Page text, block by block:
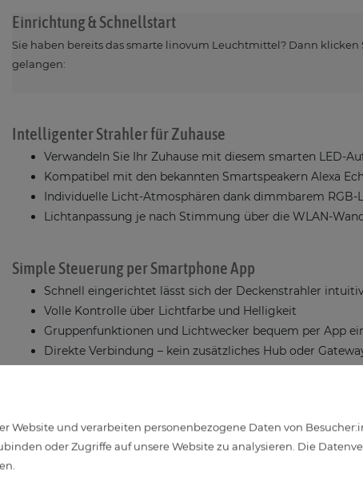
Einrichtung & Schnellstart
Sie haben bereits das smarte linovum Leuchtmittel? Dann
gelangen:
Intelligenter Strahler für Zuhause
Verwandeln Sie Ihr Zuhause mit diesem smarten LED-
Kompatibel mit den bekannten Smartspeakern Alexa
Individuelle Licht-Atmosphären dank dimmbarem RGB-
Lichtanpassung je nach Stimmung über die WLAN-
Simple Steuerung per Smartphone App
Schnell eingerichtet lässt sich der Deckenstrahler
Volle Kontrolle über Lichtfarbe und Helligkeit
Gruppenfunktionen und Lichtwecker bequem per App
Direkte Verbindung – kein zusätzliches Hub oder
Sprachbefehle mit Alexa oder Google Home
Lichtsteuerung ganz ohne Fernbedienung oder
und verarbeiten personenbezogene Daten von
oder Zugriffe auf unsere Website zu analysieren. Die